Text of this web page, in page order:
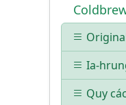
Ia-
Quy